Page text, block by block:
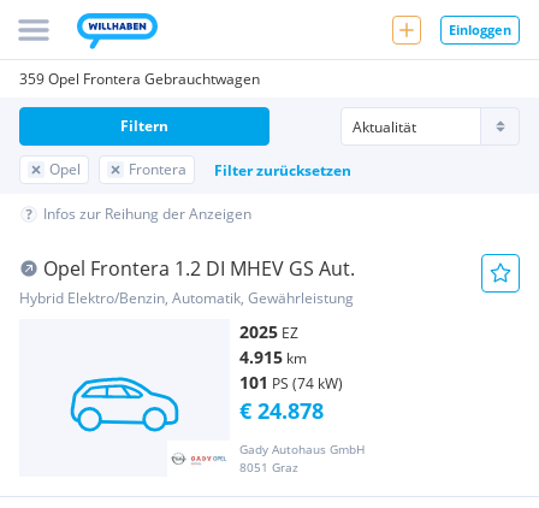
Einloggen
359 Opel Frontera Gebrauchtwagen
Opel Frontera Filter zurücksetzen
Filtern
Infos zur Reihung der Anzeigen
Opel Frontera 1.2 DI MHEV GS Aut.
Hybrid Elektro/Benzin, Automatik, Gewährleistung
2025 EZ
4.915 km
101 PS (74 kW)
Gady Autohaus GmbH
8051 Graz
€ 24.878